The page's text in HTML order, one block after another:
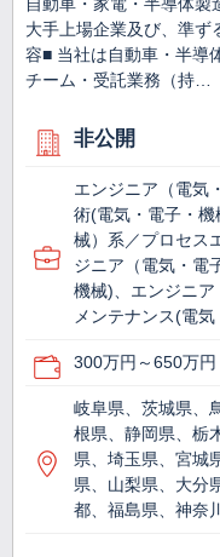
自動車・家電・半導体製
大手上場企業及び、準ず
容■ 当社は自動車・半導
チーム・受託業務（持…
非公開
エンジニア（電気
術(電気・電子・
械）系／プロセス
ジニア（電気・電
機械)、エンジニア
メンテナンス(電
300万円～650万円
岐阜県、茨城県、
根県、静岡県、栃
県、埼玉県、宮城
県、山梨県、大分
都、福島県、神奈